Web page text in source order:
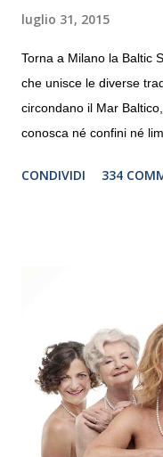
luglio 31, 2015
Torna a Milano la Baltic
che unisce le diverse
circondano il Mar
conosca né confini né
debutterà il 10
“Settembre
consecutivo. Il pubblico
giovani artisti della
volta. L’orchestra,
da un prestigioso
CONDIVIDI 334